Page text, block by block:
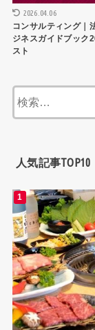
2026.04.06
コンサルティング｜
ジネスガイドブック
スト
人気記事TOP10